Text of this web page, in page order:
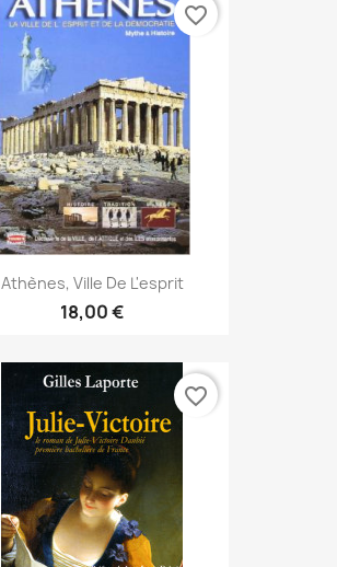
Athènes, Ville De L'esprit
18,00 €
favorite_border
favorite_border